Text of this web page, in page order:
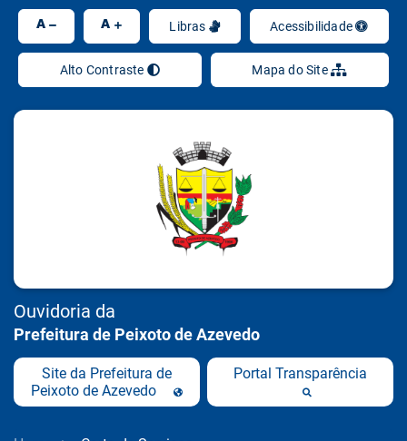
A A Libras Acessibilidade
Alto Contraste Mapa do Site
Ouvidoria da
Prefeitura de Peixoto de Azevedo
Site da Prefeitura de
Peixoto de Azevedo
Portal Transparência